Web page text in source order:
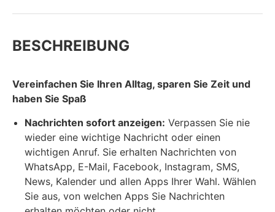
BESCHREIBUNG
Vereinfachen Sie Ihren Alltag, sparen Sie Zeit und
haben Sie Spaß
Nachrichten sofort anzeigen: Verpassen Sie nie
wieder eine wichtige Nachricht oder einen
wichtigen Anruf. Sie erhalten Nachrichten von
WhatsApp, E-Mail, Facebook, Instagram, SMS,
News, Kalender und allen Apps Ihrer Wahl. Wählen
Sie aus, von welchen Apps Sie Nachrichten